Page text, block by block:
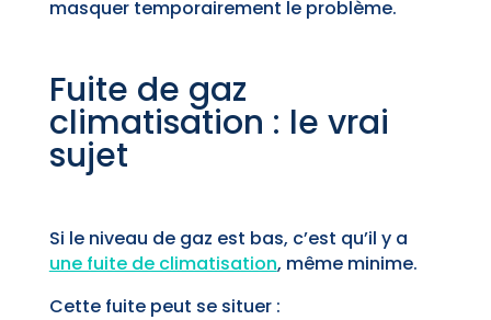
masquer temporairement le problème.
Fuite de gaz
climatisation : le vrai
sujet
Si le niveau de gaz est bas, c’est qu’il y a
une fuite de climatisation, même minime.
Cette fuite peut se situer :